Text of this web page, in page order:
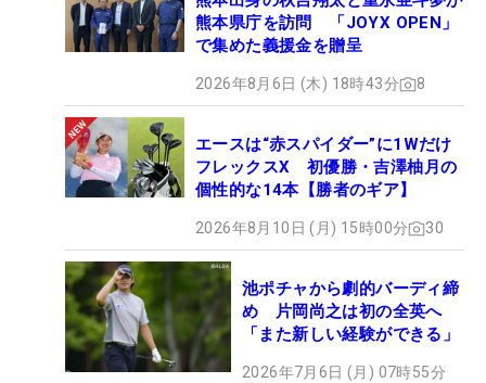
熊本県庁を訪問 「JOYX OPEN」
で集めた義援金を贈呈
2026年8月6日 (木) 18時43分 8
エースは“赤スパイダー”に1Wだけ
フレックスX 初優勝・吉澤柚月の
個性的な14本【勝者のギア】
2026年8月10日 (月) 15時00分 30
池ポチャから劇的バーディ締
め 片岡尚之は初の全英へ
「また新しい経験ができる」
2026年7月6日 (月) 07時55分